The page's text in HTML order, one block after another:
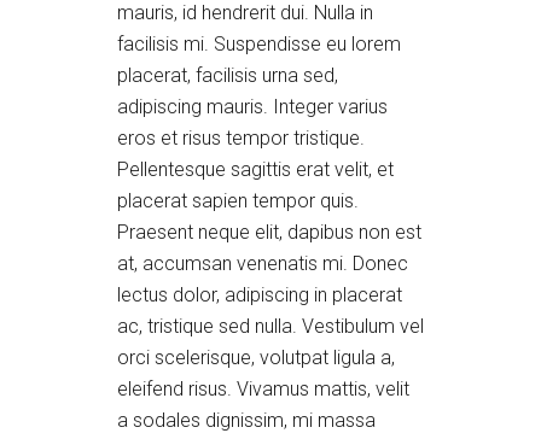
mauris, id hendrerit dui. Nulla in
facilisis mi. Suspendisse eu lorem
placerat, facilisis urna sed,
adipiscing mauris. Integer varius
eros et risus tempor tristique.
Pellentesque sagittis erat velit, et
placerat sapien tempor quis.
Praesent neque elit, dapibus non est
at, accumsan venenatis mi. Donec
lectus dolor, adipiscing in placerat
ac, tristique sed nulla. Vestibulum vel
orci scelerisque, volutpat ligula a,
eleifend risus. Vivamus mattis, velit
a sodales dignissim, mi massa